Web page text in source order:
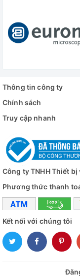
Thông tin công ty
Chính sách
Truy cập nhanh
Công ty TNHH Thiết
Phương thức thanh
Kết nối với chúng tôi